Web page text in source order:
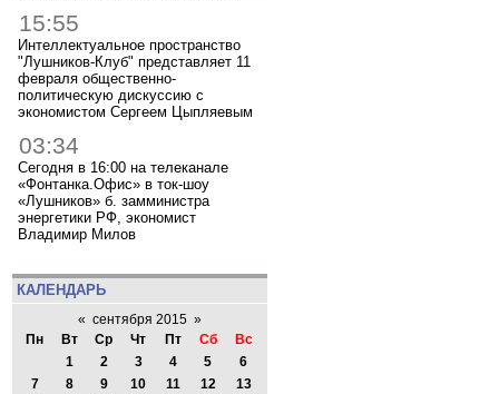
15:55
Интеллектуальное пространство
"Лушников-Клуб" представляет 11
февраля общественно-
политическую дискуссию с
экономистом Сергеем Цыпляевым
03:34
Сегодня в 16:00 на телеканале
«Фонтанка.Офис» в ток-шоу
«Лушников» б. замминистра
энергетики РФ, экономист
Владимир Милов
КАЛЕНДАРЬ
« сентября 2015 »
Пн
Вт Ср Чт Пт Сб
Вс
1
2 3 4 5
6
7
8 9 10 11 12
13